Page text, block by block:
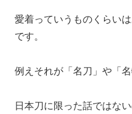
愛着っていうものくらい
です。
例えそれが「名刀」や「
日本刀に限った話ではな